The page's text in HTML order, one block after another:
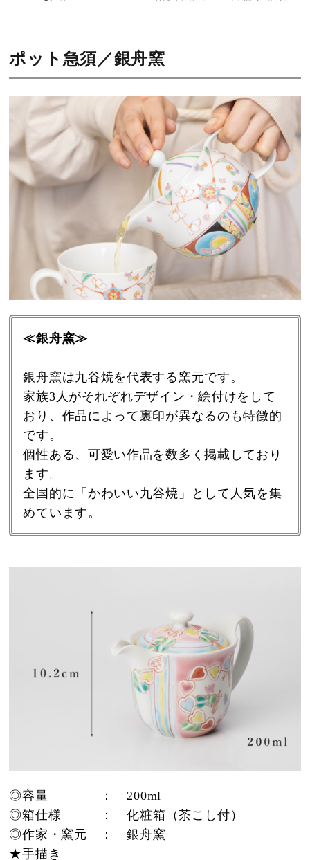
ポット急須／銀舟窯
≪銀舟窯≫
銀舟窯は九谷焼を代表する窯元です。
家族3人がそれぞれデザイン・絵付けをして
おり、作品によって裏印が異なるのも特徴的
です。
個性ある、可愛い作品を数多く掲載しており
ます。
全国的に「かわいい九谷焼」として人気を集
めています。
◎容量 ： 200ml
◎箱仕様
： 化粧箱（茶こし付）
◎作家・窯元
： 銀舟窯
★手描き